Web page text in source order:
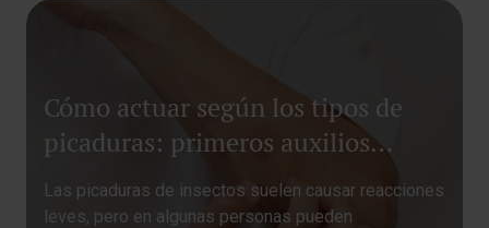
Cómo actuar según los tipos de
picaduras: primeros auxilios
rápidos y efectivos
Las picaduras de insectos suelen causar reacciones
leves, pero en algunas personas pueden